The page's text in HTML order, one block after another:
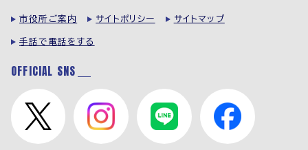
市役所ご案内 サイトポリシー サイトマップ
手話で電話をする
OFFICIAL SNS